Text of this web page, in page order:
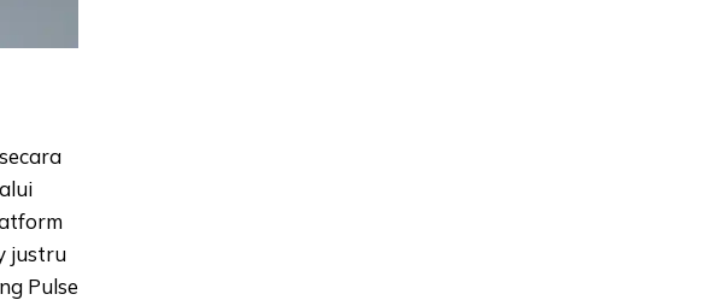
justru
Pulse